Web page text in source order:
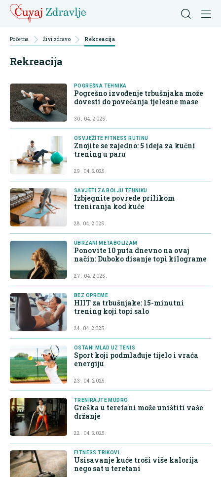
Početna Živi zdravo Rekreacija
Rekreacija
POGREŠNA TEHNIKA
Pogrešno izvođenje trbušnjaka može
dovesti do povećanja tjelesne mase
30. 04. 2025.
OSVJEŽITE FITNESS RUTINU
Znojite se zajedno: 5 ideja za kućni
trening u paru
29. 04. 2025.
SAVJETI ZA BOLJU TEHNIKU
Izbjegnite povrede prilikom
treniranja kod kuće
28. 04. 2025.
UBRZANI METABOLIZAM
Ponovite 10 puta dnevno na ovaj
način: Duboko disanje topi kilograme
27. 04. 2025.
BEZ OPREME
HIIT za trbušnjake: 15-minutni
trening koji topi salo
24. 04. 2025.
OSTANI MLAD UZ TENIS
Sport koji podmlađuje tijelo i vraća
energiju
23. 04. 2025.
TRENIRAJTE MUDRO
Greška u teretani može uništiti vaše
držanje
22. 04. 2025.
FITNESS TRIKOVI
Usisavanje kuće troši više kalorija
nego sat u teretani